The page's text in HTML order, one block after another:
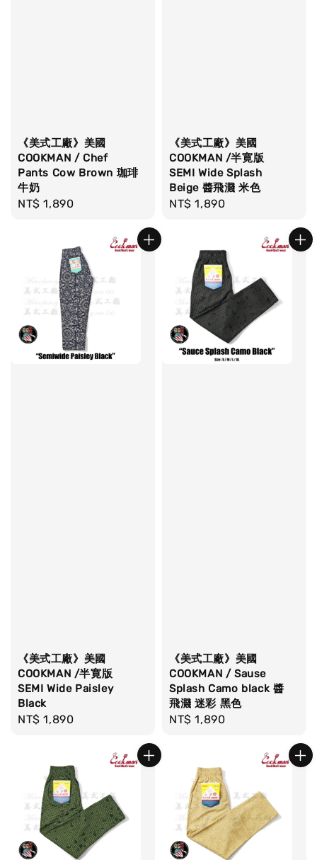
《美式工廠》美國
COOKMAN / Chef
Pants Cow Brown 珈琲
牛奶
Regular
NT$ 1,890
《美式工廠》美國
COOKMAN /半寛版
SEMI Wide Splash
Beige 醬飛濺 米色
Regular
NT$ 1,890
《美式工廠》美國
COOKMAN /半寛版
SEMI Wide Paisley
Black
Regular
NT$ 1,890
《美式工廠》美國
COOKMAN / Sause
Splash Camo black 醬
飛濺 迷彩 黑色
Regular
NT$ 1,890